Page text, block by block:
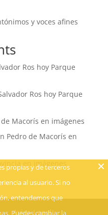
y voces afines
Ros hoy Parque
Ros hoy Parque
de Macorís en imágenes
Pedro de Macorís en
en imágenes
Aviso Legal
propias y de terceros
al usuario. Si no
entendemos que
Puedes cambiar la